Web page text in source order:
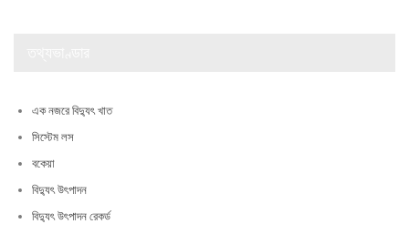
এক নজরে বিদ্যুৎ খাত
সিস্টেম লস
বকেয়া
বিদ্যুৎ উৎপাদন
বিদ্যুৎ উৎপাদন রেকর্ড